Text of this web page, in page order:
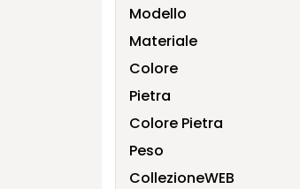
Modello
Materiale
Colore
Pietra
Colore Pietra
Peso
CollezioneWEB